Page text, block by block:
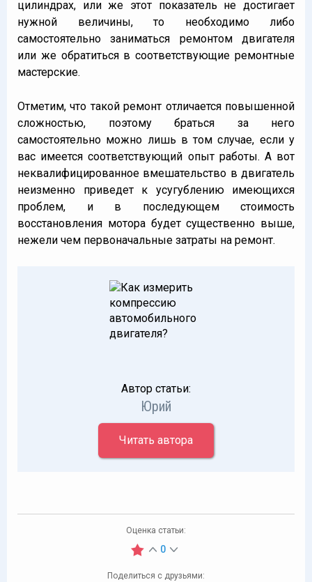
цилиндрах, или же этот показатель не достигает
нужной величины, то необходимо либо
самостоятельно заниматься ремонтом двигателя
или же обратиться в соответствующие ремонтные
мастерские.
Отметим, что такой ремонт отличается повышенной
сложностью, поэтому браться за него
самостоятельно можно лишь в том случае, если у
вас имеется соответствующий опыт работы. А вот
неквалифицированное вмешательство в двигатель
неизменно приведет к усугублению имеющихся
проблем, и в последующем стоимость
восстановления мотора будет существенно выше,
нежели чем первоначальные затраты на ремонт.
Автор статьи:
Юрий
Читать автора
Оценка статьи:
0
Поделиться с друзьями: